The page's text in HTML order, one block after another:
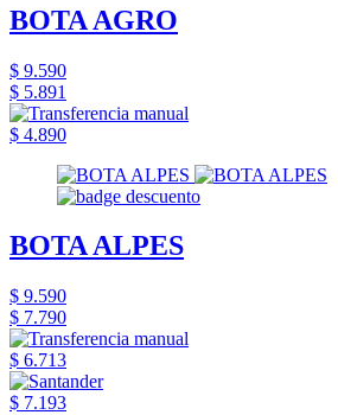
BOTA AGRO
$ 9.590
$ 5.891
$ 4.890
BOTA ALPES
$ 9.590
$ 7.790
$ 6.713
$ 7.193